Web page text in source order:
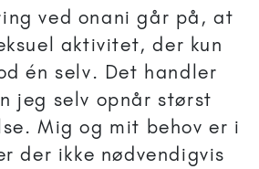
ved onani går på, at
aktivitet, der kun
én selv. Det handler
jeg selv opnår størst
Mig og mit behov er i
der ikke nødvendigvis